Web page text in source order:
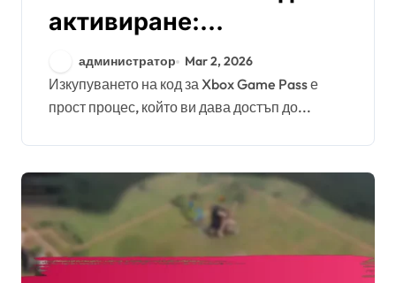
активиране:
Предимства на
абонамента, Пробни
оферти, Настройка на
акаунт
администратор Mar 2, 2026
Изкупуването на код за Xbox Game Pass е
прост процес, който ви дава достъп до...